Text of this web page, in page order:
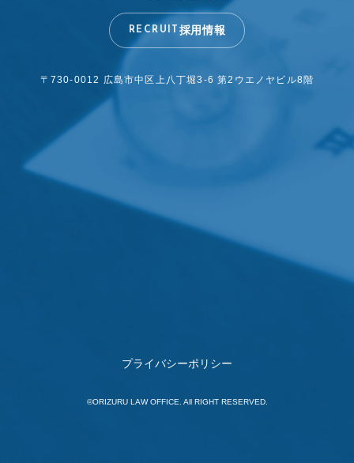
RECRUIT 採用情報
〒730-0012 広島市中区上八丁堀3-6第2ウエノヤビル8階
プライバシーポリシー
©ORIZURU LAW OFFICE. All RIGHT RESERVED.